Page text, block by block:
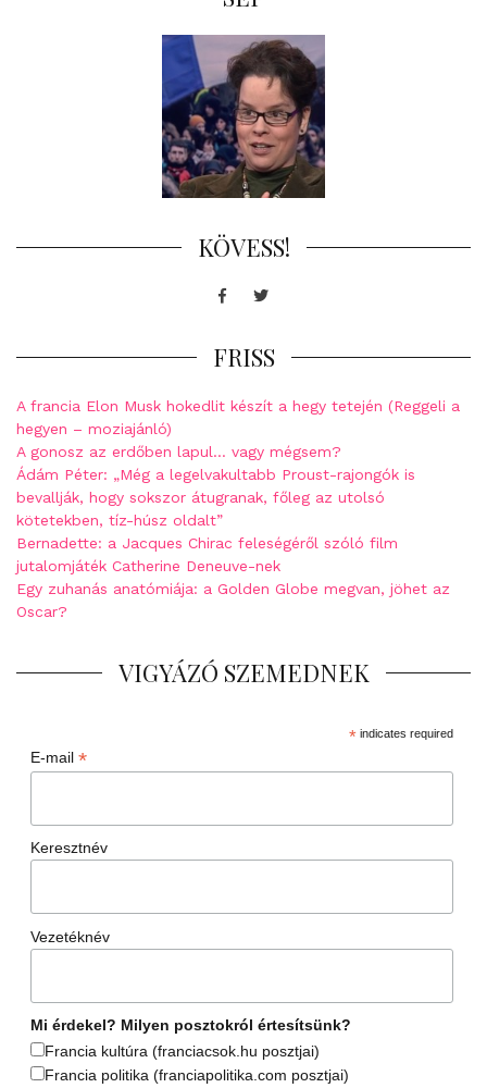
KÖVESS!
FacebookTwitter
FRISS
A francia Elon Musk hokedlit készít a hegy tetején (Reggeli a
hegyen – moziajánló)
A gonosz az erdőben lapul… vagy mégsem?
Ádám Péter: „Még a legelvakultabb Proust-rajongók is
bevallják, hogy sokszor átugranak, főleg az utolsó
kötetekben, tíz-húsz oldalt”
Bernadette: a Jacques Chirac feleségéről szóló film
jutalomjáték Catherine Deneuve-nek
Egy zuhanás anatómiája: a Golden Globe megvan, jöhet az
Oscar?
VIGYÁZÓ SZEMEDNEK
*indicates required
E-mail *
Keresztnév
Vezetéknév
Mi érdekel? Milyen posztokról értesítsünk?
Francia kultúra (franciacsok.hu posztjai)
Francia politika (franciapolitika.com posztjai)